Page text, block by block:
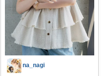
na_nagi